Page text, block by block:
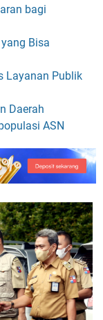
bagi
Bisa
Layanan Publik
Daerah
ASN